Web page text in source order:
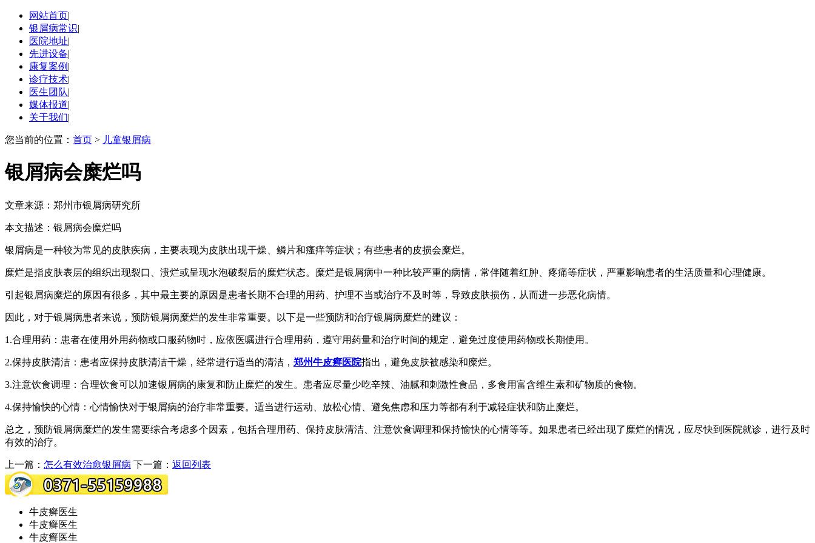
网站首页|
银屑病常识|
医院地址|
先进设备|
康复案例 |
诊疗技术|
医生团队|
媒体报道|
关于我们|
您当前的位置： 首页 > 儿童银屑病
银屑病会糜烂吗
文章来源：郑州市银屑病研究所
本文描述：银屑病会糜烂吗
银屑病是一种较为常见的皮肤疾病，主要表现为皮肤出现干燥、鳞片和瘙痒等症状；有些患者的皮损会糜烂。
糜烂是指皮肤表层的组织出现裂口、溃烂或呈现水泡破裂后的糜烂状态。糜烂是银屑病中一种比较严重的病情，常伴随着红肿、疼痛等症状，严重影响患者的生活质量和心理健康。
引起银屑病糜烂的原因有很多，其中最主要的原因是患者长期不合理的用药、护理不当或治疗不及时等，导致皮肤损伤，从而进一步恶化病情。
因此，对于银屑病患者来说，预防银屑病糜烂的发生非常重要。以下是一些预防和治疗银屑病糜烂的建议：
1.合理用药：患者在使用外用药物或口服药物时，应依医嘱进行合理用药，遵守用药量和治疗时间的规定，避免过度使用药物或长期使用。
2.保持皮肤清洁：患者应保持皮肤清洁干燥，经常进行适当的清洁， 郑州牛皮癣医院指出，避免皮肤被感染和糜烂。
3.注意饮食调理：合理饮食可以加速银屑病的康复和防止糜烂的发生。患者应尽量少吃辛辣、油腻和刺激性食品，多食用富含维生素和矿物质的食物。
4.保持愉快的心情：心情愉快对于银屑病的治疗非常重要。适当进行运动、放松心情、避免焦虑和压力等都有利于减轻症状和防止糜烂。
总之，预防银屑病糜烂的发生需要综合考虑多个因素，包括合理用药、保持皮肤清洁、注意饮食调理和保持愉快的心情等等。如果患者已经出现了糜烂的情况，应尽快到医院就诊，进行及时
有效的治疗。
上一篇： 怎么有效治愈银屑病 下一篇： 返回列表
牛皮癣医生
牛皮癣医生
牛皮癣医生